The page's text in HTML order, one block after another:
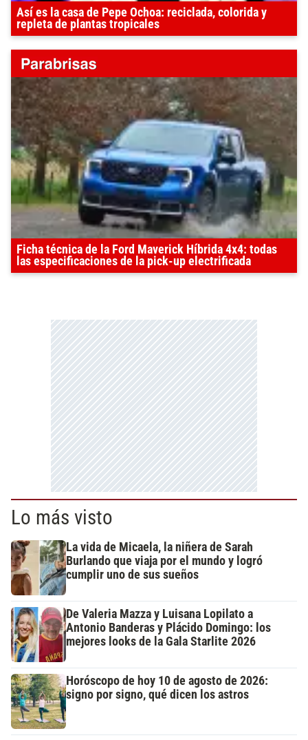
Así es la casa de Pepe Ochoa: reciclada, colorida y
repleta de plantas tropicales
Ficha técnica de la Ford Maverick Híbrida 4x4: todas
las especificaciones de la pick-up electrificada
Lo más visto
La vida de Micaela, la niñera de Sarah
Burlando que viaja por el mundo y logró
cumplir uno de sus sueños
De Valeria Mazza y Luisana Lopilato a
Antonio Banderas y Plácido Domingo: los
mejores looks de la Gala Starlite 2026
Horóscopo de hoy 10 de agosto de 2026:
signo por signo, qué dicen los astros